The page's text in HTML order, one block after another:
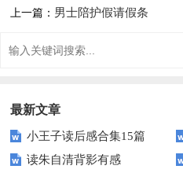
上一篇： 男士陪护假请假条
最新文章
小王子读后感合集15篇
读朱自清背影有感